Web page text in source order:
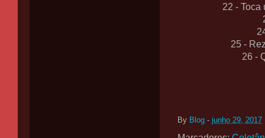
22 - Toca
25 -
26 -
By Blog - junho 29, 2017